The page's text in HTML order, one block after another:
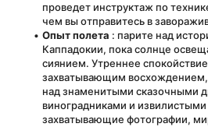
проведет инструктаж по
чем вы отправитесь в
Опыт полета : парите над
Каппадокии, пока солнце
сиянием. Утреннее
захватывающим восхождением,
над знаменитыми сказочными
виноградниками и
захватывающие фотографии,